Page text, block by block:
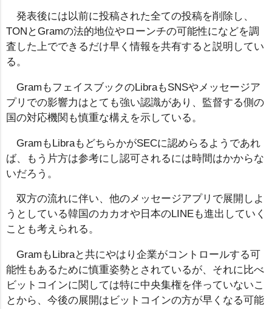
発表後には以前に投稿された全ての投稿を削除し、
TONとGramの法的地位やローンチの可能性になどを調
査した上でできるだけ早く情報を共有すると説明してい
る。
GramもフェイスブックのLibraもSNSやメッセージア
プリでの影響力はとても強い認識があり、監督する側の
国の対応機関も慎重な構えを示している。
GramもLibraもどちらかがSECに認めらるようであれ
ば、もう片方は参考にし認可されるには時間はかからな
いだろう。
双方の流れに伴い、他のメッセージアプリで展開しよ
うとしている韓国のカカオや日本のLINEも進出していく
ことも考えられる。
GramもLibraと共にやはり企業がコントロールする可
能性もあるために慎重姿勢とされているが、それに比べ
ビットコインに関しては特に中央集権を伴っていないこ
とから、今後の展開はビットコインの方が早くなる可能